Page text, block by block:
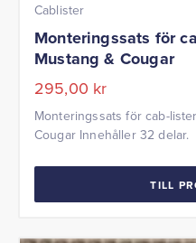
Cablister
Monteringssats för
Mustang & Cougar
295,00 kr
Monteringssats för cab-
Cougar Innehåller 32 delar.
TILL